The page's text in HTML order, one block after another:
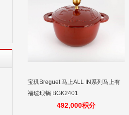
宝玑Breguet 马上ALL IN系列马上有
福珐琅锅 BGK2401
492,000积分